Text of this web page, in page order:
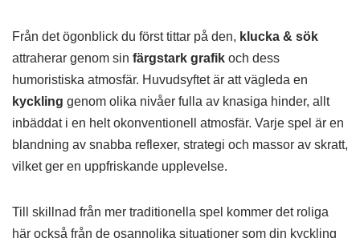
Från det ögonblick du först tittar på den, klucka & sök
attraherar genom sin färgstark grafik och dess
humoristiska atmosfär. Huvudsyftet är att vägleda en
kyckling genom olika nivåer fulla av knasiga hinder, allt
inbäddat i en helt okonventionell atmosfär. Varje spel är en
blandning av snabba reflexer, strategi och massor av skratt,
vilket ger en uppfriskande upplevelse.
Till skillnad från mer traditionella spel kommer det roliga
här också från de osannolika situationer som din kyckling